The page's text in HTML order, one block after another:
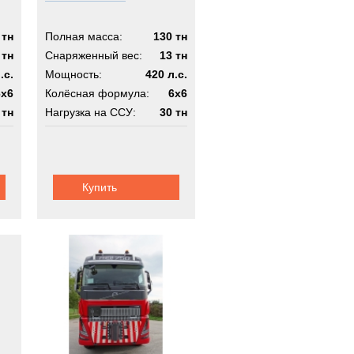
Полная масса:
130 тн
Снаряженный вес:
13 тн
Мощность:
420 л.с.
Колёсная формула:
6x6
Нагрузка на ССУ:
30 тн
Купить